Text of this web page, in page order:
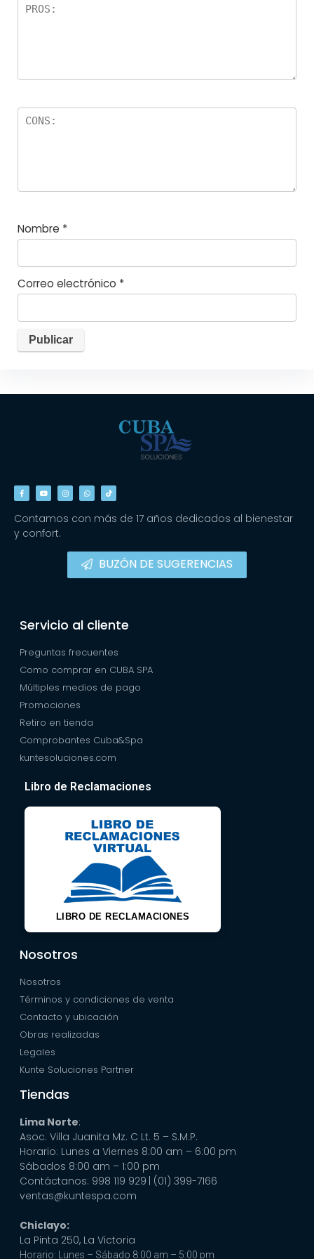
Nombre *
Correo electrónico *
Contamos con más de 17 años dedicados al bienestar
y confort.
BUZÓN DE SUGERENCIAS
Servicio al cliente
Preguntas frecuentes
Como comprar en CUBA SPA
Múltiples medios de pago
Promociones
Retiro en tienda
Comprobantes Cuba&Spa
kuntesoluciones.com
Libro de Reclamaciones
LIBRO DE RECLAMACIONES
Nosotros
Nosotros
Términos y condiciones de venta
Contacto y ubicación
Obras realizadas
Legales
Kunte Soluciones Partner
Tiendas
Lima Norte:
Asoc. Villa Juanita Mz. C Lt. 5 – S.M.P.
Horario: Lunes a Viernes 8:00 am – 6:00 pm
Sábados 8:00 am – 1:00 pm
Contáctanos: 998 119 929 | (01) 399-7166
ventas@kuntespa.com
Chiclayo:
La Pinta 250, La Victoria
Horario: Lunes – Sábado 8:00 am – 5:00 pm